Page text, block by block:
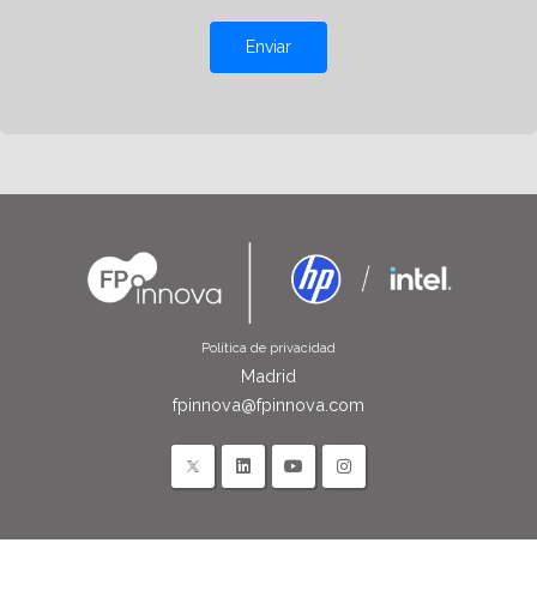
Enviar
Política de privacidad
Madrid
fpinnova@fpinnova.com